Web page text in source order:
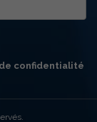
confidentialité